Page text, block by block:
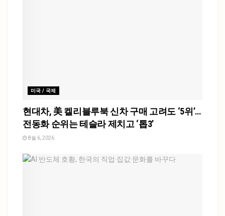
미국 / 국제
현대차, 美 켈리블루북 신차 구매 고려도 ‘5위’…
전동화 순위는 테슬라 제치고 ‘톱3’
8월 6, 2026